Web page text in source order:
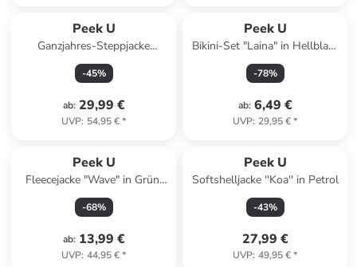
Peek U
Ganzjahres-Steppjacke
"Cordelia" in Pink/ Dunkelblau
-45%
ab: 29,99 €
UVP: 54,95 €*
Peek U
Bikini-Set "Laina" in Hellblau/
Bunt
-78%
ab: 6,49 €
UVP: 29,95 €*
Peek U
Fleecejacke "Wave" in Grün/
Dunkelblau
-68%
ab: 13,99 €
UVP: 44,95 €*
Peek U
Softshelljacke ''Koa'' in Petrol
-43%
27,99 €
UVP: 49,95 €*